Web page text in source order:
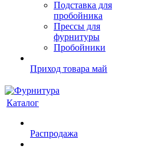
Подставка для
пробойника
Прессы для
фурнитуры
Пробойники
Приход товара май
Каталог
Распродажа